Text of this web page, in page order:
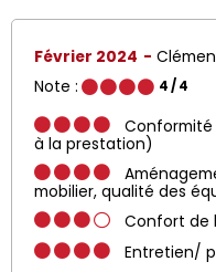
Février 2024
Note :
4/ 4
à la prestation)
mobilier, qualité des
Confort de
Entretien/